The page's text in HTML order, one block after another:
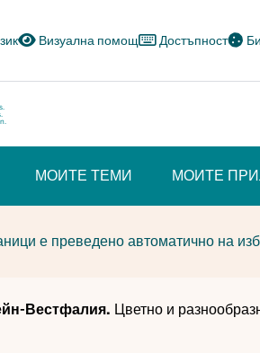
Визуална помощ Достъпност
МОИТЕ ТЕМИ МОИТЕ
е преведено автоматично на
Вестфалия. Цветно и